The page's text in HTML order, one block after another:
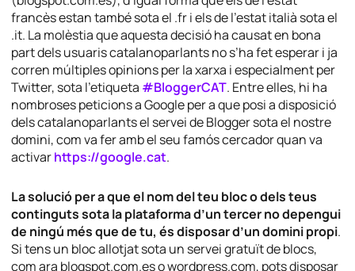
francès estan també sota el .fr i els de l’estat italià sota el
.it. La molèstia que aquesta decisió ha causat en bona
part dels usuaris catalanoparlants no s’ha fet esperar i ja
corren múltiples opinions per la xarxa i especialment per
Twitter, sota l’etiqueta #BloggerCAT. Entre elles, hi ha
nombroses peticions a Google per a que posi a disposició
dels catalanoparlants el servei de Blogger sota el nostre
domini, com va fer amb el seu famós cercador quan va
activarhttps://google.cat.
La solució per a que el nom del teu bloc o dels teus
continguts sota la plataforma d’un tercer no depengui
de ningú més que de tu, és disposar d’un domini propi.
Si tens un bloc allotjat sota un servei gratuït de blocs,
com ara blogspot.com.es o wordpress.com, pots disposar